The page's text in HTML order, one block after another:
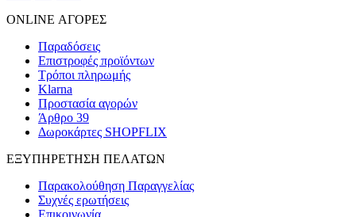
ONLINE ΑΓΟΡΕΣ
Παραδόσεις
Επιστροφές προϊόντων
Τρόποι πληρωμής
Klarna
Προστασία αγορών
Άρθρο 39
Δωροκάρτες SHOPFLIX
ΕΞΥΠΗΡΕΤΗΣΗ ΠΕΛΑΤΩΝ
Παρακολούθηση Παραγγελίας
Συχνές ερωτήσεις
Επικοινωνία